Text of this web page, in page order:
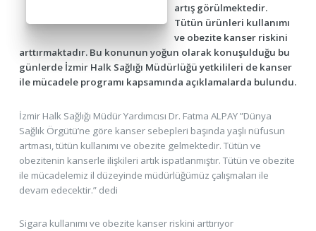
artış görülmektedir.
Tütün ürünleri kullanımı
ve obezite kanser riskini
arttırmaktadır. Bu konunun yoğun olarak konuşulduğu bu
günlerde İzmir Halk Sağlığı Müdürlüğü yetkilileri de kanser
ile mücadele programı kapsamında açıklamalarda bulundu.
İzmir Halk Sağlığı Müdür Yardımcısı Dr. Fatma ALPAY ”Dünya
Sağlık Örgütü’ne göre kanser sebepleri başında yaşlı nüfusun
artması, tütün kullanımı ve obezite gelmektedir. Tütün ve
obezitenin kanserle ilişkileri artık ispatlanmıştır. Tütün ve obezite
ile mücadelemiz il düzeyinde müdürlüğümüz çalışmaları ile
devam edecektir.” dedi
Sigara kullanımı ve obezite kanser riskini arttırıyor